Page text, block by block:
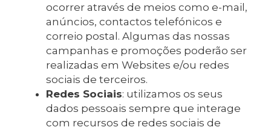
ocorrer através de meios como e-mail,
anúncios, contactos telefónicos e
correio postal. Algumas das nossas
campanhas e promoções poderão ser
realizadas em Websites e/ou redes
sociais de terceiros.
Redes Sociais: utilizamos os seus
dados pessoais sempre que interage
com recursos de redes sociais de